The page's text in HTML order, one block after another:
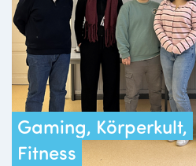
Gaming, Körperkult,
Fitness